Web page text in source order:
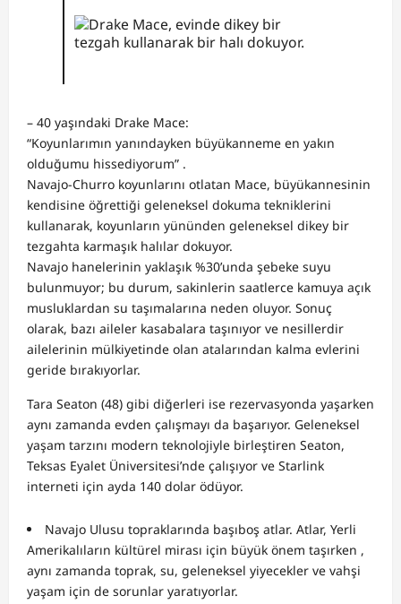
– 40 yaşındaki Drake Mace:
“Koyunlarımın yanındayken büyükanneme en yakın
olduğumu hissediyorum” .
Navajo-Churro koyunlarını otlatan Mace, büyükannesinin
kendisine öğrettiği geleneksel dokuma tekniklerini
kullanarak, koyunların yününden geleneksel dikey bir
tezgahta karmaşık halılar dokuyor.
Navajo hanelerinin yaklaşık %30’unda şebeke suyu
bulunmuyor; bu durum, sakinlerin saatlerce kamuya açık
musluklardan su taşımalarına neden oluyor. Sonuç
olarak, bazı aileler kasabalara taşınıyor ve nesillerdir
ailelerinin mülkiyetinde olan atalarından kalma evlerini
geride bırakıyorlar.
Tara Seaton (48) gibi diğerleri ise rezervasyonda yaşarken
aynı zamanda evden çalışmayı da başarıyor. Geleneksel
yaşam tarzını modern teknolojiyle birleştiren Seaton,
Teksas Eyalet Üniversitesi’nde çalışıyor ve Starlink
interneti için ayda 140 dolar ödüyor.
Navajo Ulusu topraklarında başıboş atlar. Atlar, Yerli
Amerikalıların kültürel mirası için büyük önem taşırken ,
aynı zamanda toprak, su, geleneksel yiyecekler ve vahşi
yaşam için de sorunlar yaratıyorlar.